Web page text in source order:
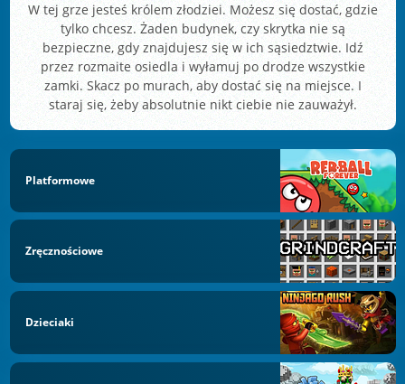
W tej grze jesteś królem złodziei. Możesz się dostać, gdzie
tylko chcesz. Żaden budynek, czy skrytka nie są
bezpieczne, gdy znajdujesz się w ich sąsiedztwie. Idź
przez rozmaite osiedla i wyłamuj po drodze wszystkie
zamki. Skacz po murach, aby dostać się na miejsce. I
staraj się, żeby absolutnie nikt ciebie nie zauważył.
Platformowe
Zręcznościowe
Dzieciaki